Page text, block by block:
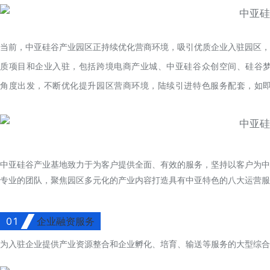
当前，中亚硅谷产业园区正持续优化营商环境，吸引优质企业入驻园区
质项目和企业入驻，包括跨境电商产业城、中亚硅谷众创空间、硅
角度出发，不断优化提升园区营商环境，陆续引进特色服务配套，如
中亚硅谷产业基地致力于为客户提供全面、有效的服务，坚持以客户为
专业的团队，聚焦园区多元化的产业内容打造具有中亚特色的八大运营
01 企业融资服务
为入驻企业提供产业资源整合和企业孵化、培育、输送等服务的大型综